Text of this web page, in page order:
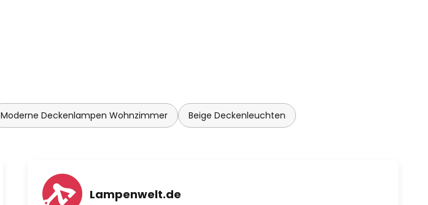
Moderne Deckenlampen Wohnzimmer Beige Deckenleuchten
Lampenwelt.de